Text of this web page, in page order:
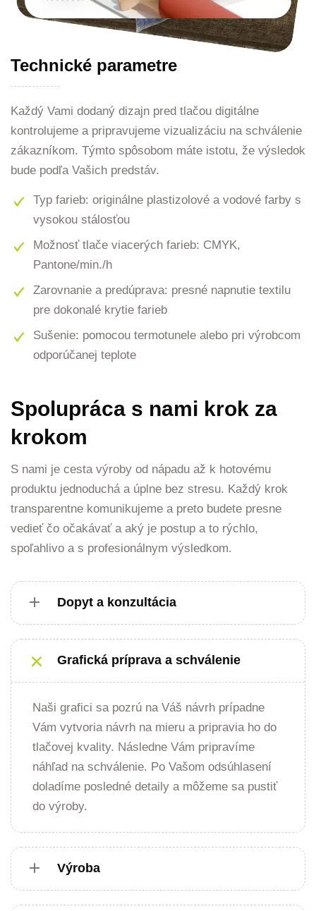
Technické parametre
Každý Vami dodaný dizajn pred tlačou digitálne
kontrolujeme a pripravujeme vizualizáciu na schválenie
zákazníkom. Týmto spôsobom máte istotu, že výsledok
bude podľa Vašich predstáv.
Typ farieb: originálne plastizolové a vodové farby s
vysokou stálosťou
Možnosť tlače viacerých farieb: CMYK,
Pantone/min./h
Zarovnanie a predúprava: presné napnutie textilu
pre dokonalé krytie farieb
Sušenie: pomocou termotunele alebo pri výrobcom
odporúčanej teplote
Spolupráca s nami krok za
krokom
S nami je cesta výroby od nápadu až k hotovému
produktu jednoduchá a úplne bez stresu. Každý krok
transparentne komunikujeme a preto budete presne
vedieť čo očakávať a aký je postup a to rýchlo,
spoľahlivo a s profesionálnym výsledkom.
Dopyt a konzultácia
Grafická príprava a schválenie
Naši grafici sa pozrú na Váš návrh prípadne
Vám vytvoria návrh na mieru a pripravia ho do
tlačovej kvality. Následne Vám pripravíme
náhľad na schválenie. Po Vašom odsúhlasení
doladíme posledné detaily a môžeme sa pustiť
do výroby.
Výroba